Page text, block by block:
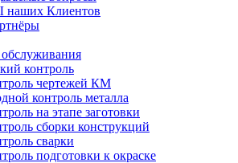
Клиентов
обслуживания
контроль
чертежей КМ
контроль металла
на этапе заготовки
сборки конструкций
сварки
подготовки к окраске